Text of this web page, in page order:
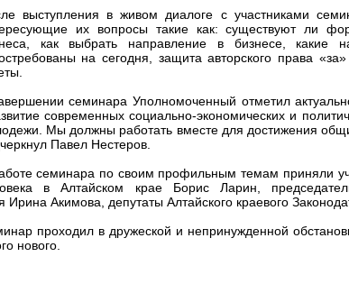
выступления в живом диалоге с участниками
их вопросы такие как: существуют ли
как выбрать направление в бизнесе, какие
на сегодня, защита авторского права
семинара Уполномоченный отметил
современных социально-экономических и
Мы должны работать вместе для достижения
Павел Нестеров.
семинара по своим профильным темам приняли
в Алтайском крае Борис Ларин,
Ирина Акимова, депутаты Алтайского краевого
проходил в дружеской и непринужденной
нового.